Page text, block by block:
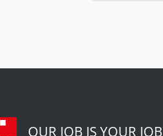
OUR JOB IS YOUR JOB